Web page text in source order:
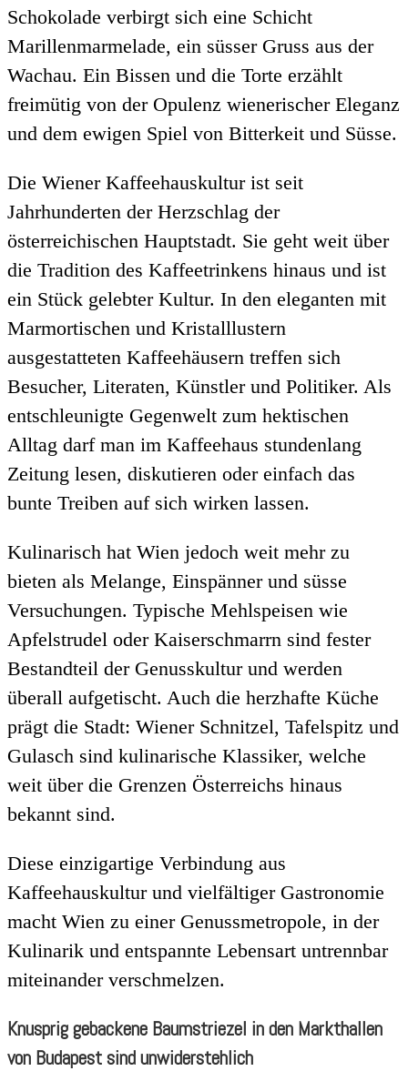
Schokolade verbirgt sich eine Schicht
Marillenmarmelade, ein süsser Gruss aus der
Wachau. Ein Bissen und die Torte erzählt
freimütig von der Opulenz wienerischer Eleganz
und dem ewigen Spiel von Bitterkeit und Süsse.
Die Wiener Kaffeehauskultur ist seit
Jahrhunderten der Herzschlag der
österreichischen Hauptstadt. Sie geht weit über
die Tradition des Kaffeetrinkens hinaus und ist
ein Stück gelebter Kultur. In den eleganten mit
Marmortischen und Kristalllustern
ausgestatteten Kaffeehäusern treffen sich
Besucher, Literaten, Künstler und Politiker. Als
entschleunigte Gegenwelt zum hektischen
Alltag darf man im Kaffeehaus stundenlang
Zeitung lesen, diskutieren oder einfach das
bunte Treiben auf sich wirken lassen.
Kulinarisch hat Wien jedoch weit mehr zu
bieten als Melange, Einspänner und süsse
Versuchungen. Typische Mehlspeisen wie
Apfelstrudel oder Kaiserschmarrn sind fester
Bestandteil der Genusskultur und werden
überall aufgetischt. Auch die herzhafte Küche
prägt die Stadt: Wiener Schnitzel, Tafelspitz und
Gulasch sind kulinarische Klassiker, welche
weit über die Grenzen Österreichs hinaus
bekannt sind.
Diese einzigartige Verbindung aus
Kaffeehauskultur und vielfältiger Gastronomie
macht Wien zu einer Genussmetropole, in der
Kulinarik und entspannte Lebensart untrennbar
miteinander verschmelzen.
Knusprig gebackene Baumstriezel in den Markthallen
von Budapest sind unwiderstehlich